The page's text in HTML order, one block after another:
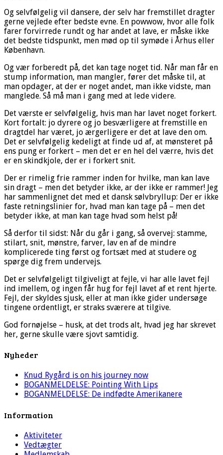
Og selvfølgelig vil dansere, der selv har fremstillet dragter
gerne vejlede efter bedste evne. En powwow, hvor alle folk
farer forvirrede rundt og har andet at lave, er måske ikke
det bedste tidspunkt, men mød op til symøde i Århus eller
København.
Og vær forberedt på, det kan tage noget tid. Når man får en
stump information, man mangler, fører det måske til, at
man opdager, at der er noget andet, man ikke vidste, man
manglede. Så må man i gang med at lede videre.
Det værste er selvfølgelig, hvis man har lavet noget forkert.
Kort fortalt: jo dyrere og jo besværligere at fremstille en
dragtdel har været, jo ærgerligere er det at lave den om.
Det er selvfølgelig kedeligt at finde ud af, at mønsteret på
ens pung er forkert – men det er en hel del værre, hvis det
er en skindkjole, der er i forkert snit.
Der er rimelig frie rammer inden for hvilke, man kan lave
sin dragt – men det betyder ikke, ar der ikke er rammer! Jeg
har sammenlignet det med et dansk sølvbryllup: Der er ikke
faste retningslinier for, hvad man kan tage på – men det
betyder ikke, at man kan tage hvad som helst på!
Så derfor til sidst: Når du går i gang, så overvej: stamme,
stilart, snit, mønstre, farver, lav en af de mindre
komplicerede ting først og fortsæt med at studere og
spørge dig frem undervejs.
Det er selvfølgeligt tilgiveligt at fejle, vi har alle lavet fejl
ind imellem, og ingen får hug for fejl lavet af et rent hjerte.
Fejl, der skyldes sjusk, eller at man ikke gider undersøge
tingene ordentligt, er straks sværere at tilgive.
God fornøjelse – husk, at det trods alt, hvad jeg har skrevet
her, gerne skulle være sjovt samtidig.
Nyheder
Knud Rygård is on his journey now
BOGANMELDELSE: Pointing With Lips
BOGANMELDELSE: De indfødte Amerikanere
Information
Aktiviteter
Vedtægter